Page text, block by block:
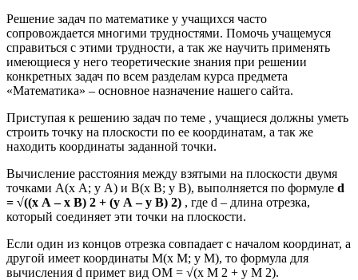
Решение задач по математике у учащихся часто
сопровождается многими трудностями. Помочь учащемуся
справиться с этими трудности, а так же научить применять
имеющиеся у него теоретические знания при решении
конкретных задач по всем разделам курса предмета
«Математика» – основное назначение нашего сайта.
Приступая к решению задач по теме , учащиеся должны уметь
строить точку на плоскости по ее координатам, а так же
находить координаты заданной точки.
Вычисление расстояния между взятыми на плоскости двумя
точками А(х А; у А) и В(х В; у В), выполняется по формуле d
= √((х А – х В) 2 + (у А – у В) 2) , где d – длина отрезка,
который соединяет эти точки на плоскости.
Если один из концов отрезка совпадает с началом координат, а
другой имеет координаты М(х М; у М), то формула для
вычисления d примет вид ОМ = √(х М 2 + у М 2).